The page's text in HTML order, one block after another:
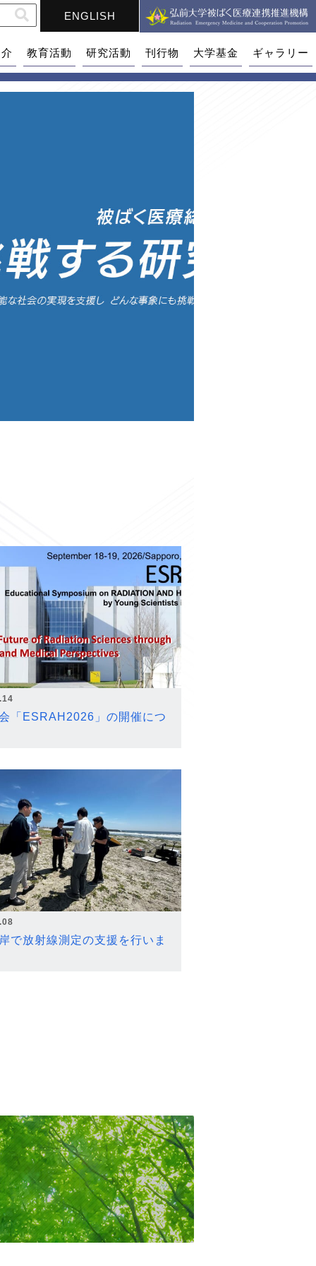
ENGLISH
教育活動 研究活動 刊行物 大学基金 ギャラリー
「ESRAH2026」の開催につ
で放射線測定の支援を行いま